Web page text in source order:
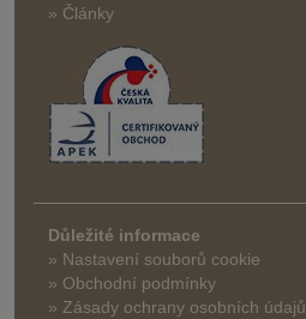
» Články
Důležité informace
» Nastavení souborů cookie
» Obchodní podmínky
» Zásady ochrany osobních údajů